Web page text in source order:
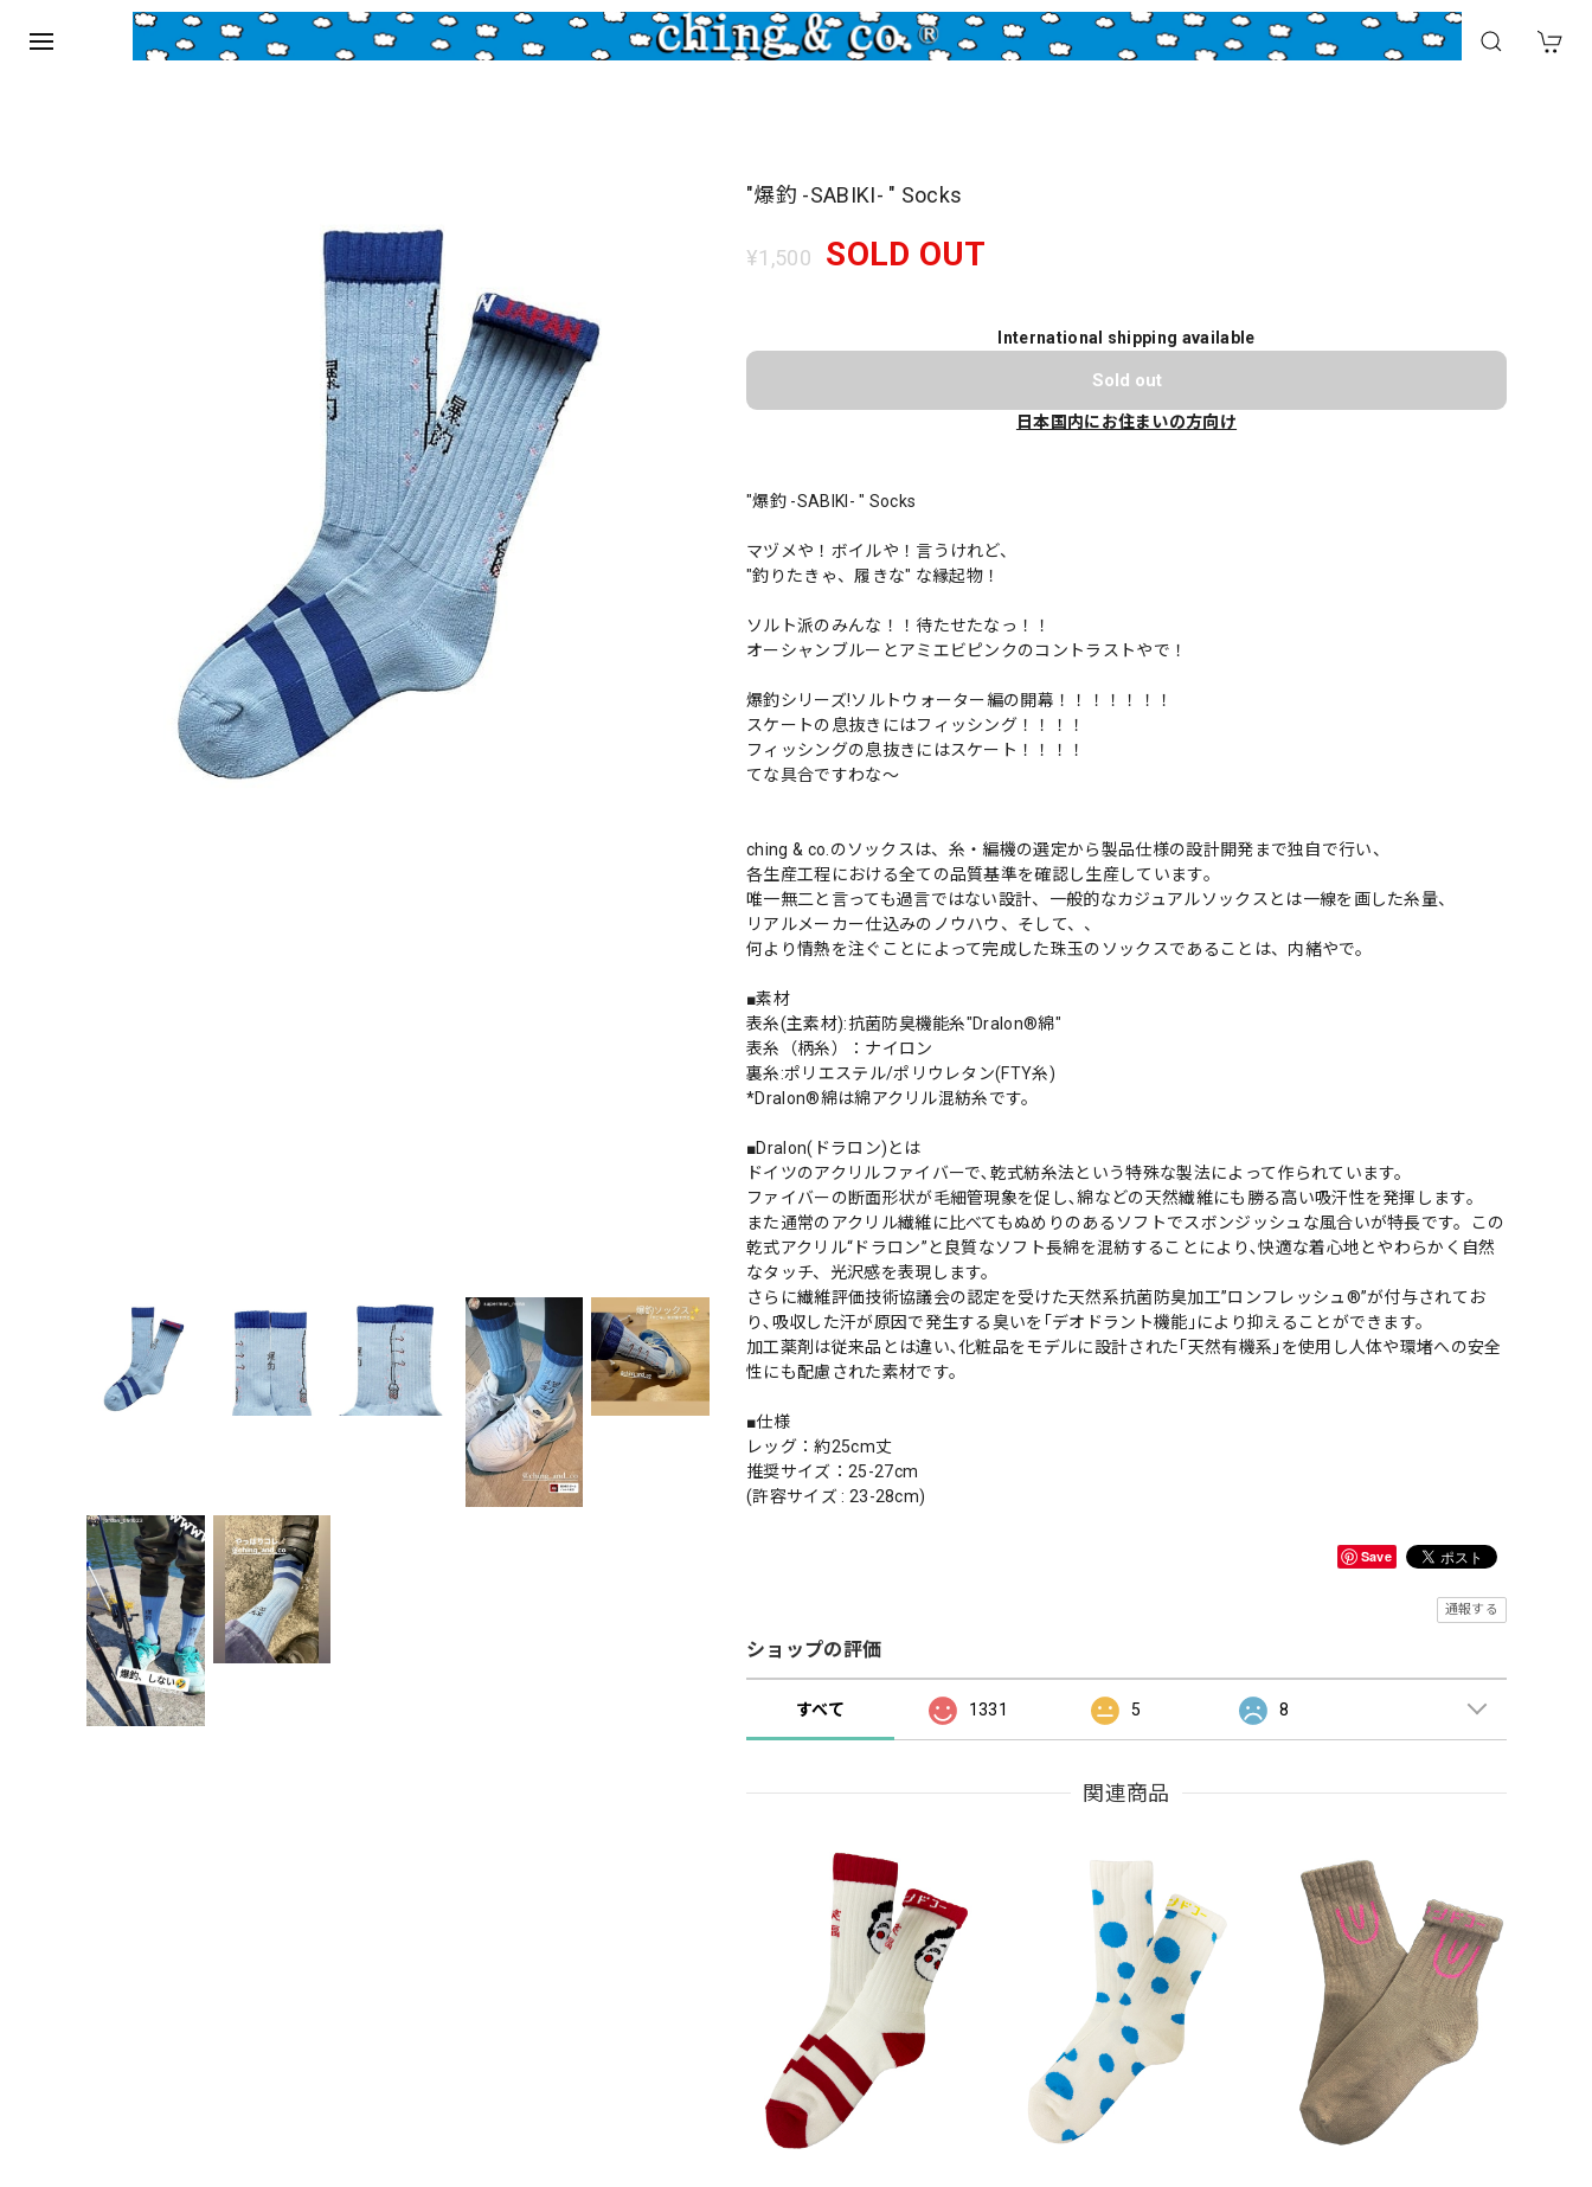
"爆釣 -SABIKI- " Socks
¥1,500 SOLD OUT
International shipping available
Sold out
日本国内にお住まいの方向け
"爆釣 -SABIKI- " Socks
マヅメや！ボイルや！言うけれど、
"釣りたきゃ、履きな" な縁起物！
ソルト派のみんな！！待たせたなっ！！
オーシャンブルーとアミエビピンクのコントラストやで！
爆釣シリーズ!ソルトウォーター編の開幕！！！！！！！
スケートの息抜きにはフィッシング！！！！
フィッシングの息抜きにはスケート！！！！
てな具合ですわな～
ching & co.のソックスは、糸・編機の選定から製品仕様の設計開発まで独自で行い、
各生産工程における全ての品質基準を確認し生産しています。
唯一無二と言っても過言ではない設計、一般的なカジュアルソックスとは一線を画した糸量、
リアルメーカー仕込みのノウハウ、そして、、
何より情熱を注ぐことによって完成した珠玉のソックスであることは、内緒やで。
■素材
表糸(主素材):抗菌防臭機能糸"Dralon®︎綿"
表糸（柄糸）：ナイロン
裏糸:ポリエステル/ポリウレタン(FTY糸)
*Dralon®︎綿は綿アクリル混紡糸です。
■Dralon(ドラロン)とは
ドイツのアクリルファイバーで､乾式紡糸法という特殊な製法によって作られています。
ファイバーの断面形状が毛細管現象を促し､綿などの天然繊維にも勝る高い吸汗性を発揮します。
また通常のアクリル繊維に比べてもぬめりのあるソフトでスボンジッシュな風合いが特長です。この
乾式アクリル“ドラロン”と良質なソフト長綿を混紡することにより､快適な着心地とやわらかく自然
なタッチ、光沢感を表現します。
さらに繊維評価技術協議会の認定を受けた天然系抗菌防臭加工”ロンフレッシュ®”が付与されてお
り､吸収した汗が原因で発生する臭いを｢デオドラント機能｣により抑えることができます。
加工薬剤は従来品とは違い､化粧品をモデルに設計された｢天然有機系｣を使用し人体や環堵への安全
性にも配慮された素材です。
■仕様
レッグ：約25cm丈
推奨サイズ：25-27cm
(許容サイズ : 23-28cm)
Save
通報する
ショップの評価
すべて 1331 5 8
関連商品